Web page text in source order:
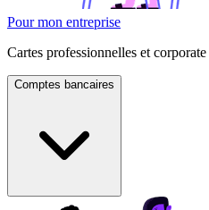
Pour mon entreprise
Cartes professionnelles et corporate
Comptes bancaires